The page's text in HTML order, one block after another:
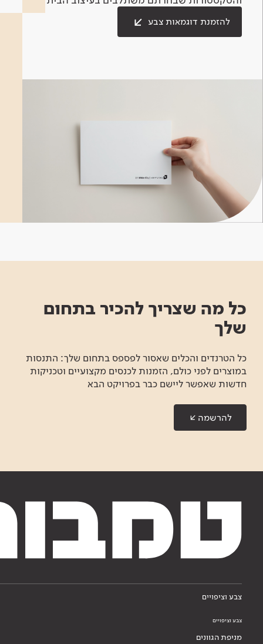
להזמנת דוגמאות צבע
כל מה שצריך להכיר בתחום
שלך
כל הטרנדים והכלים שאסור לפספס בתחום שלך: התנסות
במוצרים לפני כולם, הזמנות לכנסים מקצועיים וטכניקות
חדשות שאפשר ליישם כבר בפרויקט הבא
להרשמה
צבע וציפויים
צבע וציפויים
מניפת הגוונים